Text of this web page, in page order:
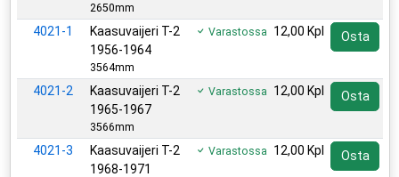
2650mm
4021-1
Kaasuvaijeri T-2
1956-1964
3564mm
Varastossa 12,00 Kpl Osta
4021-2
Kaasuvaijeri T-2
1965-1967
3566mm
Varastossa 12,00 Kpl Osta
4021-3
Kaasuvaijeri T-2
1968-1971
Varastossa 12,00 Kpl Osta